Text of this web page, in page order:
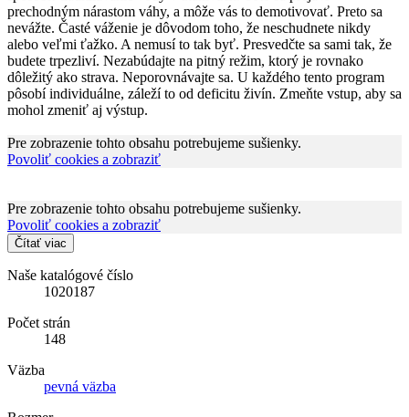
prechodným nárastom váhy, a môže vás to demotivovať. Preto sa
nevážte. Časté váženie je dôvodom toho, že neschudnete nikdy
alebo veľmi ťažko. A nemusí to tak byť. Presvedčte sa sami tak, že
budete trpezliví. Nezabúdajte na pitný režim, ktorý je rovnako
dôležitý ako strava. Neporovnávajte sa. U každého tento program
pôsobí individuálne, záleží to od deficitu živín. Zmeňte vstup, aby sa
mohol zmeniť aj výstup.
Pre zobrazenie tohto obsahu potrebujeme sušienky.
Povoliť cookies a zobraziť
Pre zobrazenie tohto obsahu potrebujeme sušienky.
Povoliť cookies a zobraziť
Čítať viac
Naše katalógové číslo
1020187
Počet strán
148
Väzba
pevná väzba